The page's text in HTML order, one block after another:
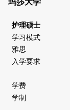
玛莎大学
护理硕士
学习模式
雅思
入学要求
学费
学制